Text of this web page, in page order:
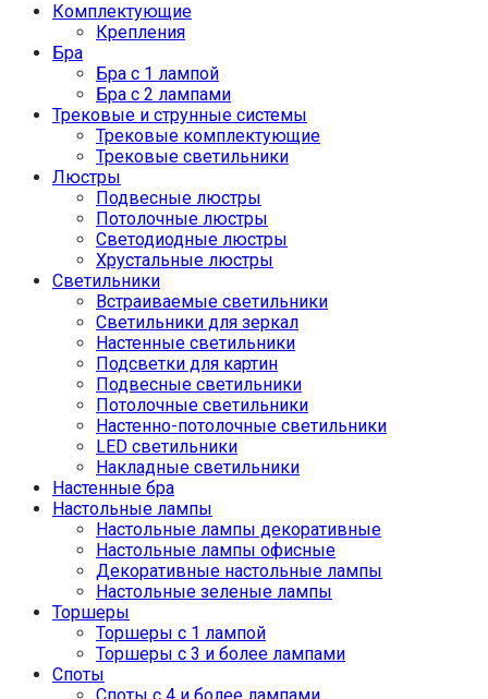
Комплектующие
Крепления
Бра
Бра с 1 лампой
Бра с 2 лампами
Трековые и струнные системы
Трековые комплектующие
Трековые светильники
Люстры
Подвесные люстры
Потолочные люстры
Светодиодные люстры
Хрустальные люстры
Светильники
Встраиваемые светильники
Светильники для зеркал
Настенные светильники
Подсветки для картин
Подвесные светильники
Потолочные светильники
Настенно-потолочные светильники
LED светильники
Накладные светильники
Настенные бра
Настольные лампы
Настольные лампы декоративные
Настольные лампы офисные
Декоративные настольные лампы
Настольные зеленые лампы
Торшеры
Торшеры с 1 лампой
Торшеры с 3 и более лампами
Споты